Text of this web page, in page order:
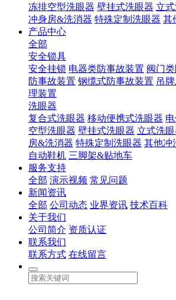
冻排空型洗眼器 壁挂式洗眼器 立
冲身房&洗消器 特殊定制洗眼器 其
产品中心
全部
安全锁具
安全挂锁 电器类防事故装置 阀门
防事故装置 钢缆式防事故装置 吊
理装置
洗眼器
复合式洗眼器 移动便携式洗眼器
空型洗眼器 壁挂式洗眼器 立式洗
房&洗消器 特殊定制洗眼器 其他冲
自动鞋机 三脚架&贴地车
服务支持
全部 演示视频 常见问题
新闻资讯
全部 公司动态 业界资讯 技术百科
关于我们
公司简介 资质认证
联系我们
联系方式 在线留言